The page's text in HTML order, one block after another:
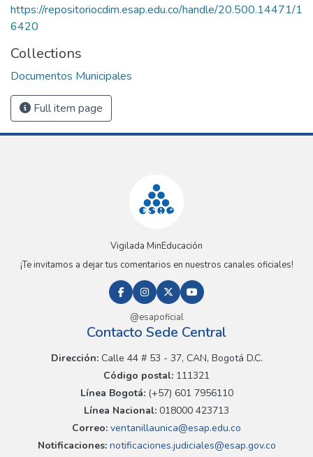
https://repositoriocdim.esap.edu.co/handle/20.500.14471/1
6420
Collections
Documentos Municipales
Full item page
Vigilada MinEducación
¡Te invitamos a dejar tus comentarios en nuestros canales oficiales!
@esapoficial
Contacto Sede Central
Dirección:Calle 44 # 53 - 37, CAN, Bogotá D.C.
Código postal: 111321
Línea Bogotá:(+57) 601 7956110
Línea Nacional: 018000 423713
Correo: ventanillaunica@esap.edu.co
Notificaciones:notificaciones.judiciales@esap.gov.co